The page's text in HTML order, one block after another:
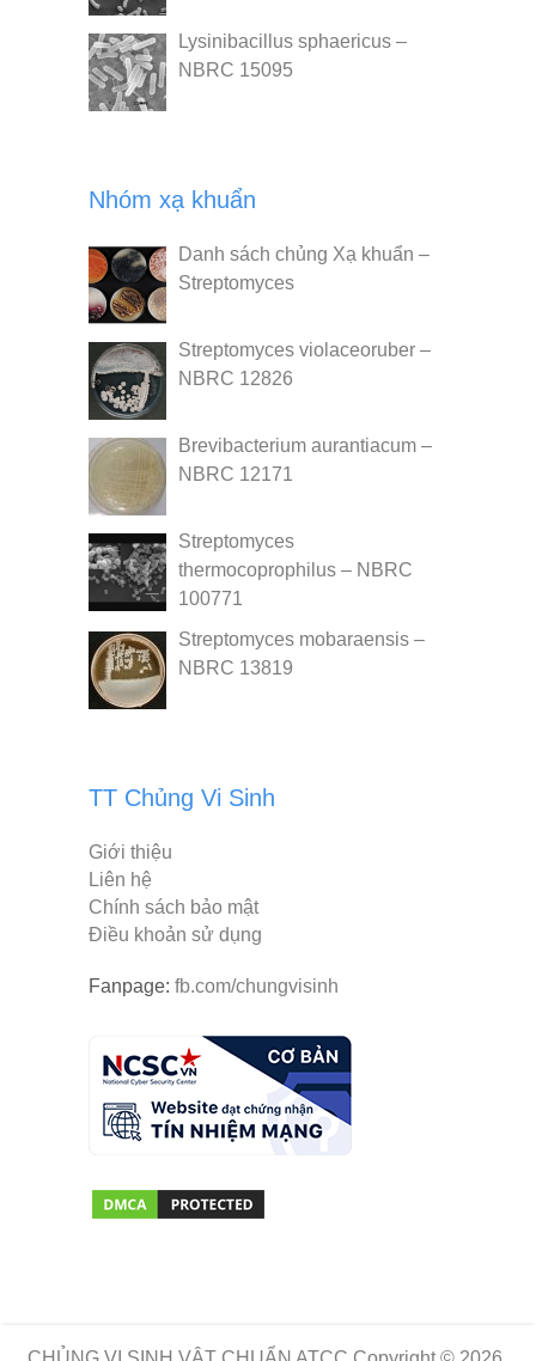
Lysinibacillus sphaericus –
NBRC 15095
Nhóm xạ khuẩn
Danh sách chủng Xạ khuẩn –
Streptomyces
Streptomyces violaceoruber –
NBRC 12826
Brevibacterium aurantiacum –
NBRC 12171
Streptomyces
thermocoprophilus – NBRC
100771
Streptomyces mobaraensis –
NBRC 13819
TT Chủng Vi Sinh
Giới thiệu
Liên hệ
Chính sách bảo mật
Điều khoản sử dụng
Fanpage: fb.com/chungvisinh